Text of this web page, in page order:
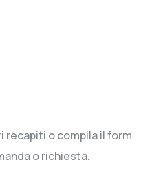
o compila il form
o richiesta.